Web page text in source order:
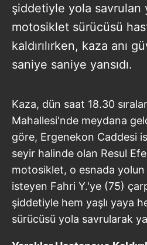
şiddetiyle yola savrulan
motosiklet sürücüsü
kaldırılırken, kaza anı
saniye saniye yansıdı.
Kaza, dün saat 18.30
Mahallesi'nde meydana
göre, Ergenekon Caddesi
seyir halinde olan Resul
motosiklet, o esnada yolun
isteyen Fahri Y.'ye (75)
şiddetiyle hem yaşlı yaya
sürücüsü yola savrularak